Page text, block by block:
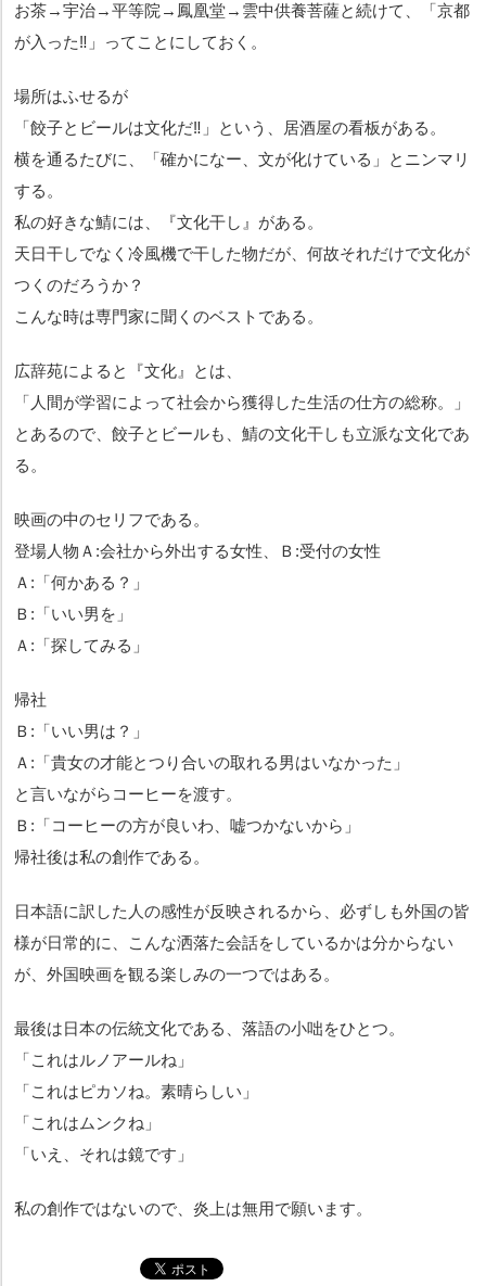
お茶→宇治→平等院→鳳凰堂→雲中供養菩薩と続けて、「京都
が入った‼️」ってことにしておく。
場所はふせるが
「餃子とビールは文化だ‼️」という、居酒屋の看板がある。
横を通るたびに、「確かになー、文が化けている」と ニンマリ
する。
私の好きな鯖には、『文化干し』がある。
天日干しでなく冷風機で干した物だが、何故それだけで文化が
つくのだろうか？
こんな時は専門家に聞くのベストである。
広辞苑によると『文化』とは、
「人間が学習によって社会から獲得した生活の仕方の総称。」
とあるので、餃子とビールも、鯖の文化干しも立派な文化であ
る。
映画の中のセリフである。
登場人物Ａ:会社から外出する女性、Ｂ:受付の女性
Ａ:「何かある？」
Ｂ:「いい男を」
Ａ:「探してみる」
帰社
Ｂ:「いい男は？」
Ａ:「貴女の才能とつり合いの取れる男はいなかった」
と言いながらコーヒーを渡す。
Ｂ:「コーヒーの方が良いわ、嘘つかないから」
帰社後は私の創作である。
日本語に訳した人の感性が反映されるから、必ずしも外国の皆
様が日常的に、こんな洒落た会話をしているかは分からない
が、外国映画を観る楽しみの一つではある。
最後は日本の伝統文化である、落語の小咄をひとつ。
「これはルノアールね」
「これはピカソね。素晴らしい」
「これはムンクね」
「いえ、それは鏡です」
私の創作ではないので、炎上は無用で願います。